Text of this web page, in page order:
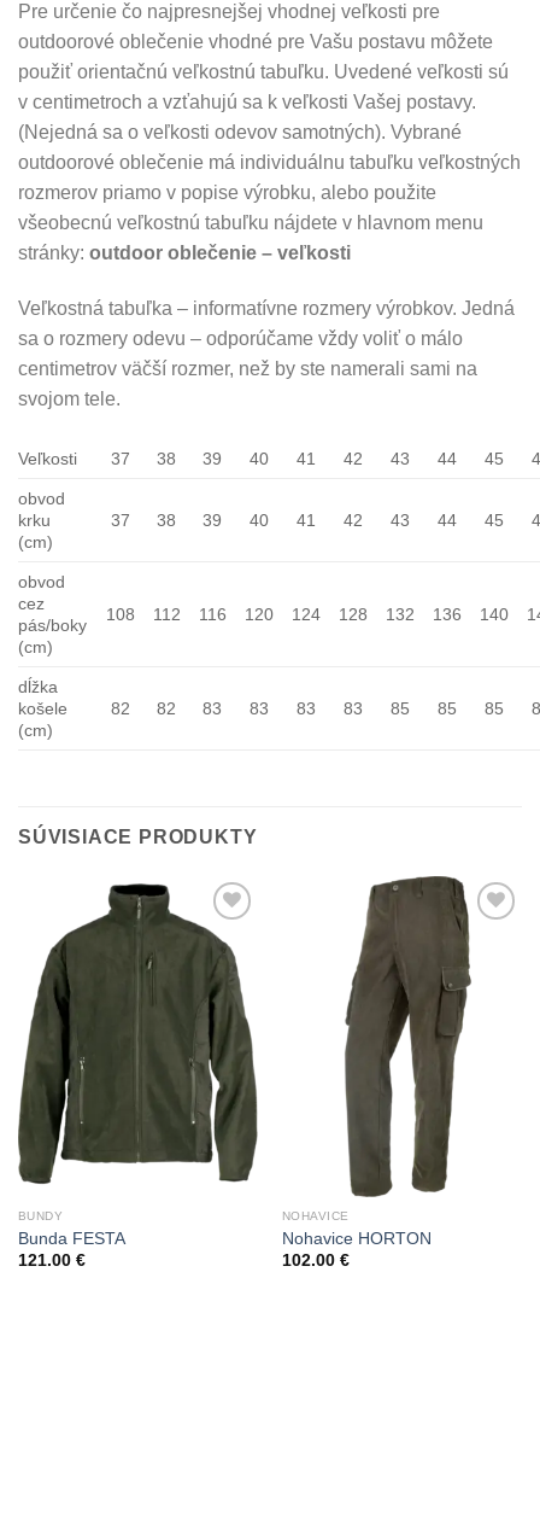
Pre určenie čo najpresnejšej vhodnej veľkosti pre
outdoorové oblečenie vhodné pre Vašu postavu môžete
použiť orientačnú veľkostnú tabuľku. Uvedené veľkosti sú
v centimetroch a vzťahujú sa k veľkosti Vašej postavy.
(Nejedná sa o veľkosti odevov samotných). Vybrané
outdoorové oblečenie má individuálnu tabuľku veľkostných
rozmerov priamo v popise výrobku, alebo použite
všeobecnú veľkostnú tabuľku nájdete v hlavnom menu
stránky: outdoor oblečenie – veľkosti
Veľkostná tabuľka – informatívne rozmery výrobkov. Jedná
sa o rozmery odevu – odporúčame vždy voliť o málo
centimetrov väčší rozmer, než by ste namerali sami na
svojom tele.
Veľkosti 37 38 39 40 41 42 43 44 45
obvod
krku
(cm)
37 38 39 40 41 42 43 44 45
obvod
cez
pás/boky
(cm)
108 112 116 120 124 128 132 136 140
dĺžka
košele
(cm)
82 82 83 83 83 83 85 85 85
SÚVISIACE PRODUKTY
Add to
Wishlist
BUNDY
Bunda FESTA
121.00 €
Add to
Wishlist
NOHAVICE
Nohavice HORTON
102.00 €